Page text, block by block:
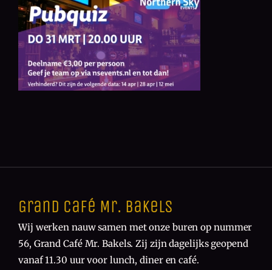
Grand Café Mr. Bakels
Wij werken nauw samen met onze buren op nummer
56, Grand Café Mr. Bakels. Zij zijn dagelijks geopend
vanaf 11.30 uur voor lunch, diner en café.